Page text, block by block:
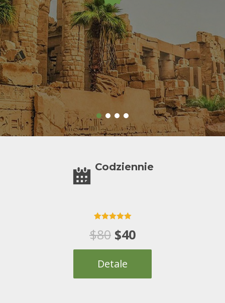
Codziennie
5.00na 5 na
podstawie
$80 Pierwotna
cena
wynosiła:
$40Aktualna
cena
wynosi:
Detale